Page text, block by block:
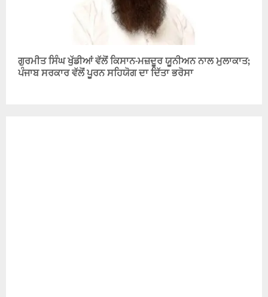
ਗੁਰਮੀਤ ਸਿੰਘ ਖੁੱਡੀਆਂ ਵੱਲੋਂ ਕਿਸਾਨ-ਮਜ਼ਦੂਰ ਯੂਨੀਅਨ ਨਾਲ ਮੁਲਾਕਾਤ;
ਪੰਜਾਬ ਸਰਕਾਰ ਵੱਲੋਂ ਪੂਰਨ ਸਹਿਯੋਗ ਦਾ ਦਿੱਤਾ ਭਰੋਸਾ